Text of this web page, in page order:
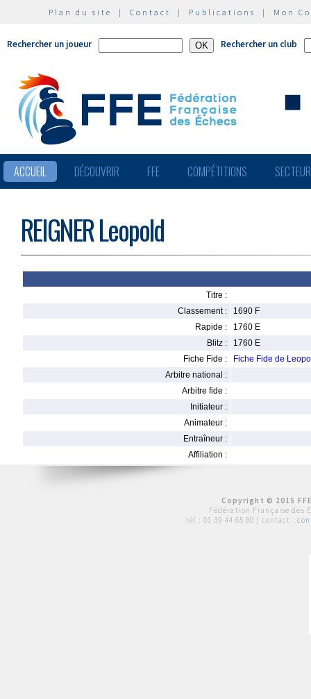
Plan du site | Contact | Publications | Mon
Rechercher un joueur Rechercher un club
ACCUEIL DÉCOUVRIR FFE COMPÉTITIONS
REIGNER Leopold
Titre :
Classement :
1690 F
Rapide :
1760 E
Blitz :
1760 E
Fiche Fide :
Fiche Fide de
Arbitre national :
Arbitre fide :
Initiateur :
Animateur :
Entraîneur :
Affiliation :
Copyright © 2015
Fédération Française des
tél : 01 39 44 65 80 | contact :